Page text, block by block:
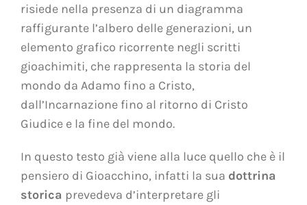
risiede nella presenza di un diagramma
raffigurante l’albero delle generazioni, un
elemento grafico ricorrente negli scritti
gioachimiti, che rappresenta la storia del
mondo da Adamo fino a Cristo,
dall’Incarnazione fino al ritorno di Cristo
Giudice e la fine del mondo.
In questo testo già viene alla luce quello che è il
pensiero di Gioacchino, infatti la sua dottrina
storica prevedeva d’interpretare gli